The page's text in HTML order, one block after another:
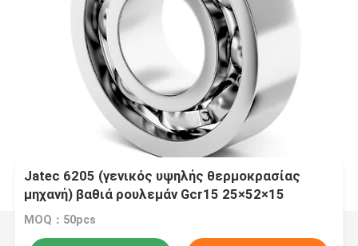
Jatec 6205 (γενικός υψηλής θερμοκρασίας
μηχανή) βαθιά ρουλεμάν Gcr15 25×52×15
αυλακιού
MOQ：50pcs